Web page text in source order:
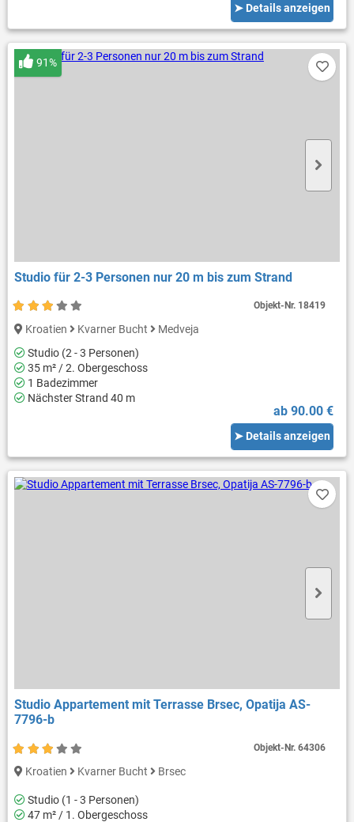
➤ Details anzeigen
Studio für 2-3 Personen nur 20 m bis zum Strand
91%
Kroatien Kvarner Bucht
Medveja
Studio (2 - 3 Personen)
35 m² / 2. Obergeschoss
1 Badezimmer
Nächster Strand 40 m
ab 90.00 €
➤ Details anzeigen
Objekt-Nr. 18419
Studio Appartement mit Terrasse Brsec, Opatija AS-
7796-b
Kroatien Kvarner Bucht Brsec
Studio (1 - 3 Personen)
47 m² / 1. Obergeschoss
Objekt-Nr.64306